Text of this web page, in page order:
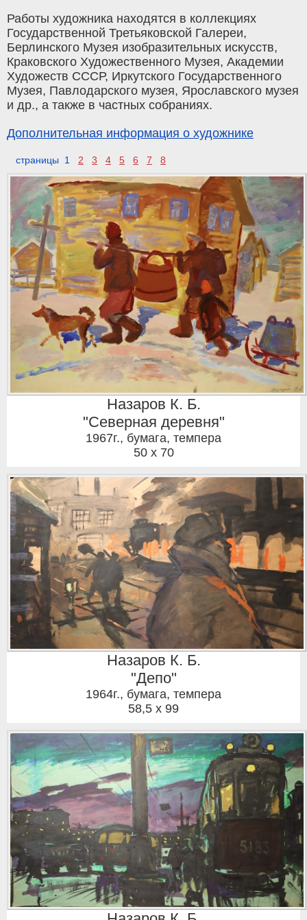
Работы художника находятся в коллекциях
Государственной Третьяковской Галереи,
Берлинского Музея изобразительных искусств,
Краковского Художественного Музея, Академии
Художеств СССР, Иркутского Государственного
Музея, Павлодарского музея, Ярославского музея
и др., а также в частных собраниях.
Дополнительная информация о художнике
страницы 1 2 3 4 5 6 7 8
Назаров К. Б.
"Северная деревня"
1967г., бумага, темпера
50 x 70
Назаров К. Б.
"Депо"
1964г., бумага, темпера
58,5 x 99